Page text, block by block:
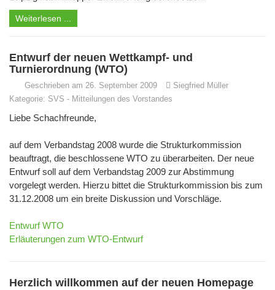
Weiterlesen ...
Entwurf der neuen Wettkampf- und
Turnierordnung (WTO)
Geschrieben am 26. September 2009
Siegfried Müller
Kategorie: SVS - Mitteilungen des Vorstandes
Liebe Schachfreunde,
auf dem Verbandstag 2008 wurde die Strukturkommission
beauftragt, die beschlossene WTO zu überarbeiten. Der neue
Entwurf soll auf dem Verbandstag 2009 zur Abstimmung
vorgelegt werden. Hierzu bittet die Strukturkommission bis zum
31.12.2008 um ein breite Diskussion und Vorschläge.
Entwurf WTO
Erläuterungen zum WTO-Entwurf
Herzlich willkommen auf der neuen Homepage